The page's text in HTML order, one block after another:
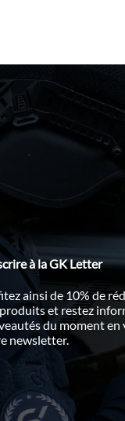
à la GK Letter
ainsi de 10% de
et restez
du moment en
newsletter.